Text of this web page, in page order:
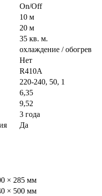
On/Off
10 м
20 м
35 кв. м.
охлаждение / обогрев
Нет
R410A
220-240, 50, 1
6,35
9,52
3 года
Да
× 285 мм
× 500 мм